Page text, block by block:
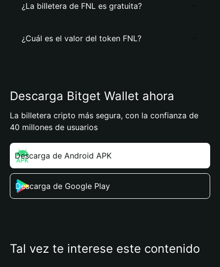
¿La billetera de FNL es gratuita?
¿Cuál es el valor del token FNL?
Descarga Bitget Wallet ahora
La billetera cripto más segura, con la confianza de
40 millones de usuarios
Descarga de Android APK
Descarga de Google Play
Tal vez te interese este contenido